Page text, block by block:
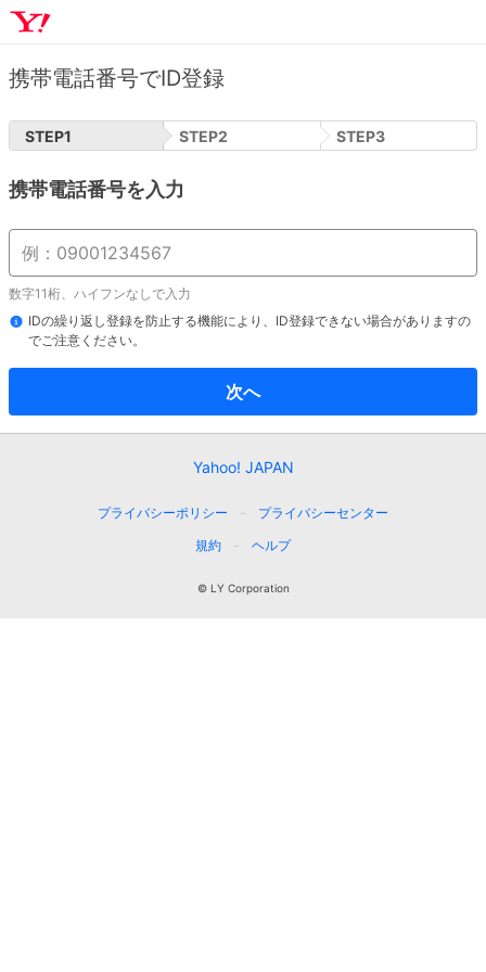
携帯電話番号でID登録
STEP1 STEP2 STEP3
携帯電話番号を入力
数字11桁、ハイフンなしで入力
IDの繰り返し登録を防止する機能により、ID登録できない場合がありますの
でご注意ください。
次へ
Yahoo! JAPAN
プライバシーポリシー
プライバシーセンター
規約
ヘルプ
© LY Corporation